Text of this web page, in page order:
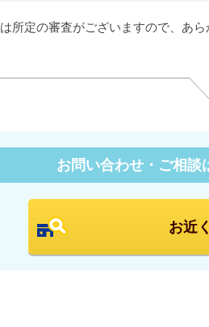
所定の審査がございますので、あら
お問い合わせ・ご相談
お近